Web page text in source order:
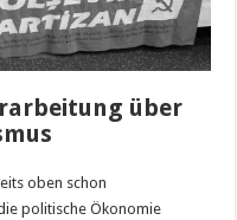
über
oben schon
politische Ökonomie